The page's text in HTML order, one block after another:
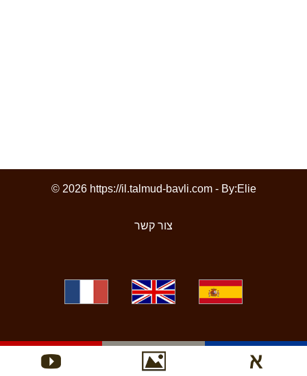
© 2026 https://il.talmud-bavli.com - By:Elie
צור קשר